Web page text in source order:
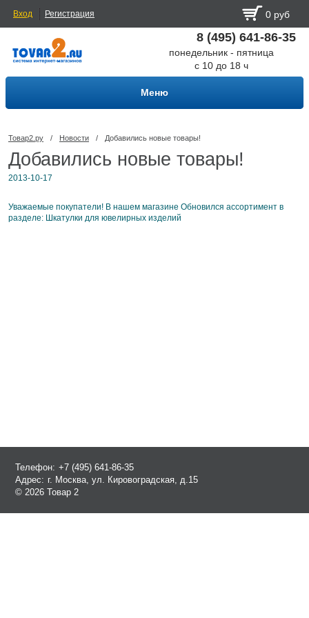
Вход Регистрация 0 руб
8 (495) 641-86-35
понедельник - пятница
с 10 до 18 ч
Меню
Товар2.ру / Новости / Добавились новые товары!
Добавились новые товары!
2013-10-17
Уважаемые покупатели! В нашем магазине Обновился ассортимент в
разделе: Шкатулки для ювелирных изделий
Телефон: +7 (495) 641-86-35
Адрес: г. Москва, ул. Кировоградская, д.15
© 2026 Товар 2